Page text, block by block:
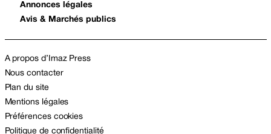
Annonces légales
Avis & Marchés publics
A propos d’Imaz Press
Nous contacter
Plan du site
Mentions légales
Préférences cookies
Politique de confidentialité